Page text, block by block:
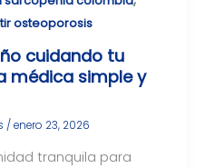
osteoporosis
cuidando tu
médica simple y
/enero 23, 2026
tranquila para